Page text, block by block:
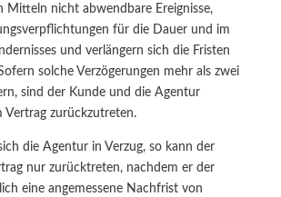
Mitteln nicht abwendbare Ereignisse,
für die Dauer und im
und verlängern sich die Fristen
solche Verzögerungen mehr als zwei
sind der Kunde und die Agentur
Vertrag zurückzutreten.
die Agentur in Verzug, so kann der
nur zurücktreten, nachdem er der
eine angemessene Nachfrist von